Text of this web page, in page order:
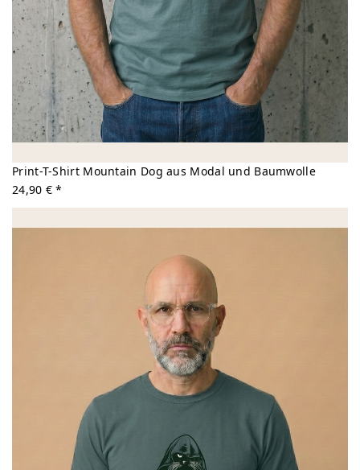
Print-T-Shirt Mountain Dog aus Modal und Baumwolle
24,90 € *